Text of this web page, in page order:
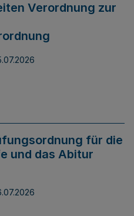
Verordnung zur
für die
und das Abitur